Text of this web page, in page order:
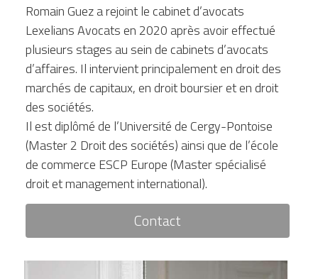
Romain Guez a rejoint le cabinet d’avocats
Lexelians Avocats en 2020 après avoir effectué
plusieurs stages au sein de cabinets d’avocats
d’affaires. Il intervient principalement en droit des
marchés de capitaux, en droit boursier et en droit
des sociétés.
Il est diplômé de l’Université de Cergy-Pontoise
(Master 2 Droit des sociétés) ainsi que de l’école
de commerce ESCP Europe (Master spécialisé
droit et management international).
Contact